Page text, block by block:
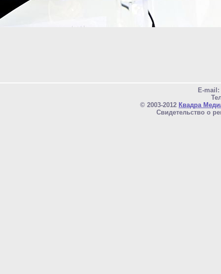
E-mail:
© 2003-2012 Квадра
Свидетельство о